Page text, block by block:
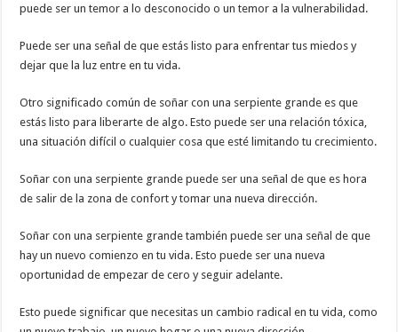
puede ser un temor a lo desconocido o un temor a la vulnerabilidad.
Puede ser una señal de que estás listo para enfrentar tus miedos y
dejar que la luz entre en tu vida.
Otro significado común de soñar con una serpiente grande es que
estás listo para liberarte de algo. Esto puede ser una relación tóxica,
una situación difícil o cualquier cosa que esté limitando tu crecimiento.
Soñar con una serpiente grande puede ser una señal de que es hora
de salir de la zona de confort y tomar una nueva dirección.
Soñar con una serpiente grande también puede ser una señal de que
hay un nuevo comienzo en tu vida. Esto puede ser una nueva
oportunidad de empezar de cero y seguir adelante.
Esto puede significar que necesitas un cambio radical en tu vida, como